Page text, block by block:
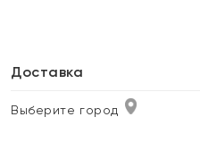
Доставка
Выберите город